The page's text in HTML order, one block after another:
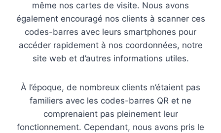
même nos cartes de visite. Nous avons
également encouragé nos clients à scanner ces
codes-barres avec leurs smartphones pour
accéder rapidement à nos coordonnées, notre
site web et d’autres informations utiles.
À l’époque, de nombreux clients n’étaient pas
familiers avec les codes-barres QR et ne
comprenaient pas pleinement leur
fonctionnement. Cependant, nous avons pris le